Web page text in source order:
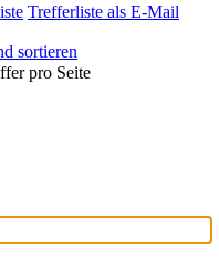
Trefferliste als E-Mail
sortieren
pro Seite